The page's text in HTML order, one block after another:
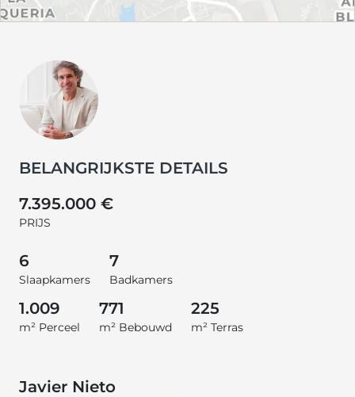
BELANGRIJKSTE DETAILS
7.395.000 €
PRIJS
6
Slaapkamers
7
Badkamers
1.009
m² Perceel
771
m² Bebouwd
225
m² Terras
Javier Nieto